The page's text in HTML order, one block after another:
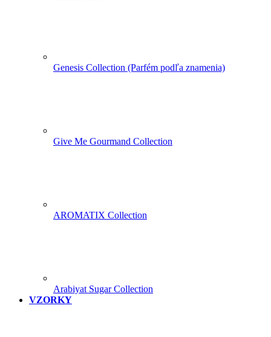
Genesis Collection (Parfém podľa znamenia)
Give Me Gourmand Collection
AROMATIX Collection
Arabiyat Sugar Collection
VZORKY